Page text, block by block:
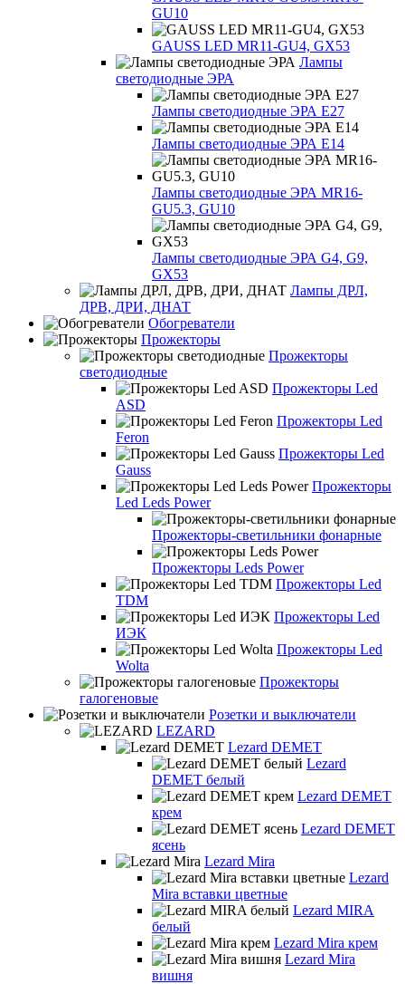
GU10
GAUSS LED MR11-GU4, GX53
Лампы
светодиодные ЭРА
Лампы светодиодные ЭРА Е27
Лампы светодиодные ЭРА Е14
Лампы светодиодные ЭРА MR16-
GU5.3, GU10
Лампы светодиодные ЭРА G4, G9,
GX53
Лампы ДРЛ,
ДРВ, ДРИ, ДНАТ
Обогреватели
Прожекторы
Прожекторы
светодиодные
Прожекторы Led
ASD
Прожекторы Led
Feron
Прожекторы Led
Gauss
Прожекторы
Led Leds Power
Прожекторы-светильники фонарные
Прожекторы Leds Power
Прожекторы Led
TDM
Прожекторы Led
ИЭК
Прожекторы Led
Wolta
Прожекторы
галогеновые
Розетки и выключатели
LEZARD
Lezard DEMET
Lezard
DEMET белый
Lezard DEMET
крем
Lezard DEMET
ясень
Lezard Mira
Lezard
Mira вставки цветные
Lezard MIRA
белый
Lezard Mira крем
Lezard Mira
вишня